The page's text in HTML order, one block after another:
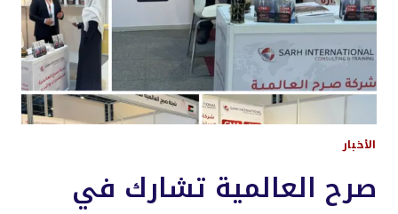
الأخبار
صرح العالمية تشارك في